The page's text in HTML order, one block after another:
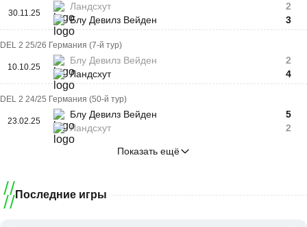
30.11.25
Ландсхут
Блу Девилз Вейден
2
3
DEL 2 25/26 Германия (7-й тур)
10.10.25
Блу Девилз Вейден
Ландсхут
2
4
DEL 2 24/25 Германия (50-й тур)
23.02.25
Блу Девилз Вейден
Ландсхут
5
2
Показать ещё
Последние игры